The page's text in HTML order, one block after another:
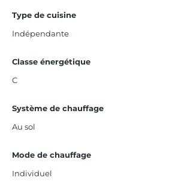
Type de cuisine
Indépendante
Classe énergétique
C
Système de chauffage
Au sol
Mode de chauffage
Individuel